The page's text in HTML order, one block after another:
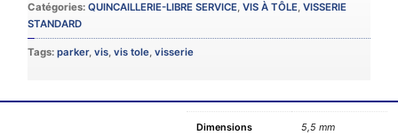
Catégories: QUINCAILLERIE-LIBRE SERVICE, VIS À TÔLE, VISSERIE
STANDARD
Tags: parker, vis, vis tole, visserie
Dimensions 5,5 mm